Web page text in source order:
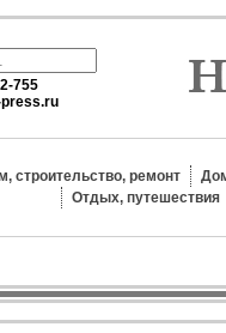
755
строительство, ремонт
Отдых, путешествия